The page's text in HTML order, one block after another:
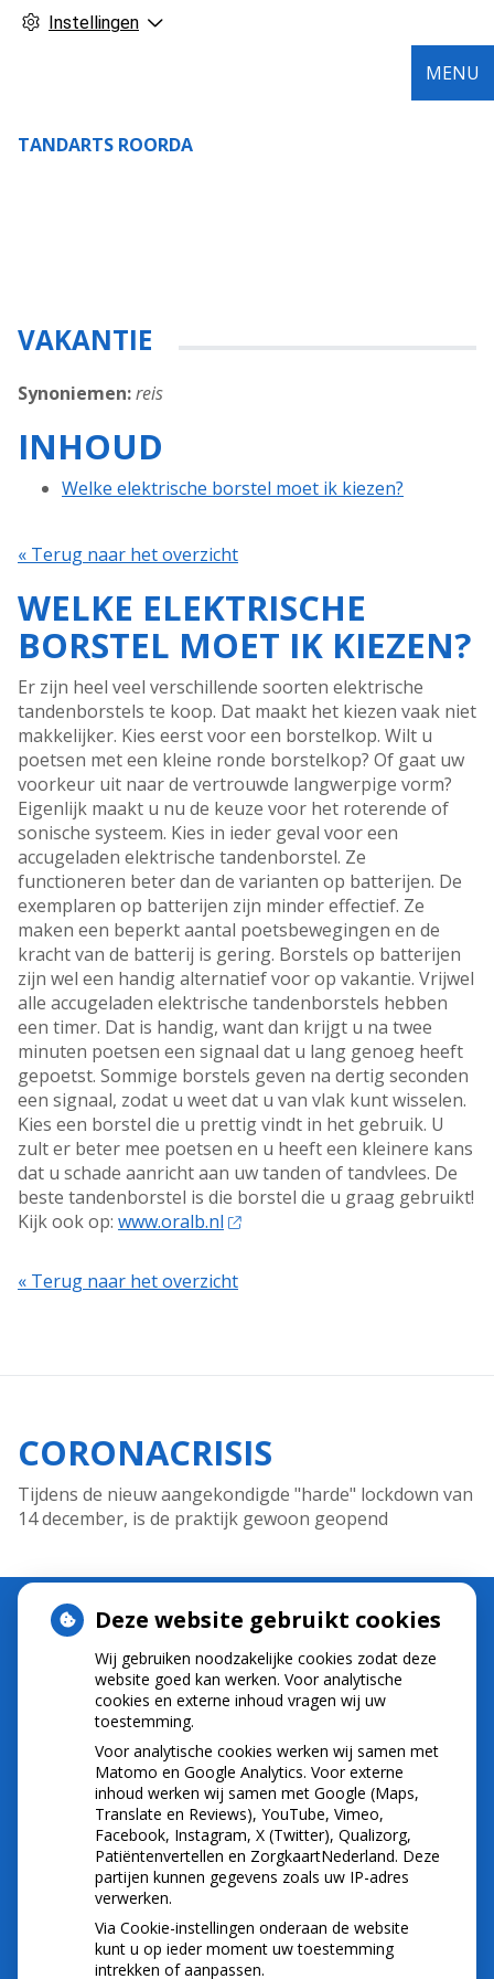
Instellingen
TANDARTS ROORDA
MENU
VAKANTIE
Synoniemen:reis
INHOUD
Welke elektrische borstel moet ik kiezen?
« Terug naar het overzicht
WELKE ELEKTRISCHE
BORSTEL MOET IK KIEZEN?
Er zijn heel veel verschillende soorten elektrische
tandenborstels te koop. Dat maakt het kiezen vaak niet
makkelijker. Kies eerst voor een borstelkop. Wilt u
poetsen met een kleine ronde borstelkop? Of gaat uw
voorkeur uit naar de vertrouwde langwerpige vorm?
Eigenlijk maakt u nu de keuze voor het roterende of
sonische systeem. Kies in ieder geval voor een
accugeladen elektrische tandenborstel. Ze
functioneren beter dan de varianten op batterijen. De
exemplaren op batterijen zijn minder effectief. Ze
maken een beperkt aantal poetsbewegingen en de
kracht van de batterij is gering. Borstels op batterijen
zijn wel een handig alternatief voor op vakantie. Vrijwel
alle accugeladen elektrische tandenborstels hebben
een timer. Dat is handig, want dan krijgt u na twee
minuten poetsen een signaal dat u lang genoeg heeft
gepoetst. Sommige borstels geven na dertig seconden
een signaal, zodat u weet dat u van vlak kunt wisselen.
Kies een borstel die u prettig vindt in het gebruik. U
zult er beter mee poetsen en u heeft een kleinere kans
dat u schade aanricht aan uw tanden of tandvlees. De
beste tandenborstel is die borstel die u graag gebruikt!
Kijk ook op: www.oralb.nl
« Terug naar het overzicht
CORONACRISIS
Tijdens de nieuw aangekondigde "harde" lockdown van
14 december, is de praktijk gewoon geopend
NIEUWS
Let op: valse Infomedics-mails over
openstaande rekening
Tanden bleken? Laat het veilig doen!
Gezond tandvlees: de basis voor een gezonde
mond
Naar de tandarts in het buitenland? Wees op je
hoede!
(Mond)zorgkosten gemaakt in 2025? Check of
die aftrekbaar zijn
Deze website gebruikt cookies
Wij gebruiken noodzakelijke cookies zodat deze
website goed kan werken. Voor analytische
cookies en externe inhoud vragen wij uw
toestemming.
Voor analytische cookies werken wij samen met
Matomo en Google Analytics. Voor externe
inhoud werken wij samen met Google (Maps,
Translate en Reviews), YouTube, Vimeo,
Facebook, Instagram, X (Twitter), Qualizorg,
Patiëntenvertellen en ZorgkaartNederland. Deze
partijen kunnen gegevens zoals uw IP-adres
verwerken.
Via Cookie-instellingen onderaan de website
kunt u op ieder moment uw toestemming
intrekken of aanpassen.